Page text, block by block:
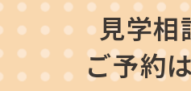
見学相
ご予約